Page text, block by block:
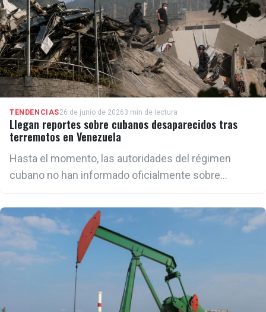
TENDENCIAS26 de junio de 20263 min de lectura
Llegan reportes sobre cubanos desaparecidos tras
terremotos en Venezuela
Hasta el momento, las autoridades del régimen
cubano no han informado oficialmente sobre
terremotos.